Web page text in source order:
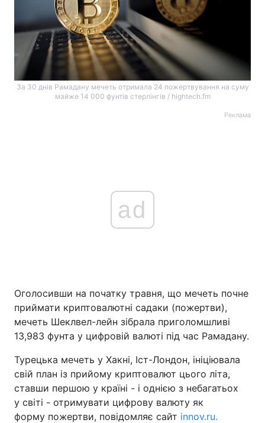
Україна Політика
Економіка Світ
За 30 днів Рамадану мечеть отримала 24 пожертвування на суму
майже 14 000 фунтів стерлінгів / hightech.fm
Реклама
ad
Оголосивши на початку травня, що мечеть почне
приймати криптовалютні садаки (пожертви),
мечеть Шеклвел-лейн зібрала приголомшливі
13,983 фунта у цифровій валюті під час Рамадану.
Турецька мечеть у Хакні, Іст-Лондон, ініціювала
свій план із прийому криптовалют цього літа,
ставши першою у країні - і однією з небагатьох
у світі - отримувати цифрову валюту як
форму пожертви, повідомляє сайт innov.ru.